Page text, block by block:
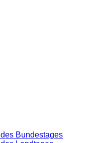
Bundestages